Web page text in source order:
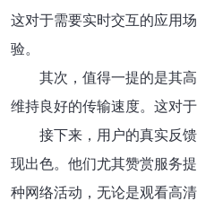
这对于需要实时交互的应用
验。
其次，值得一提的是其
维持良好的传输速度。这对
接下来，用户的真实反
现出色。他们尤其赞赏服务
种网络活动，无论是观看高